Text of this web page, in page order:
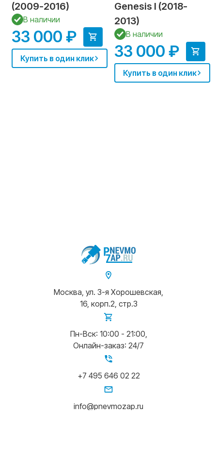
(2009-2016)
В наличии
33 000 ₽
Купить в один клик
Genesis I (2018-
2013)
В наличии
33 000 ₽
Купить в один клик
Москва, ул. 3-я Хорошевская,
16, корп.2, стр.3
Пн-Вск: 10:00 - 21:00,
Онлайн-заказ: 24/7
+7 495 646 02 22
info@pnevmozap.ru